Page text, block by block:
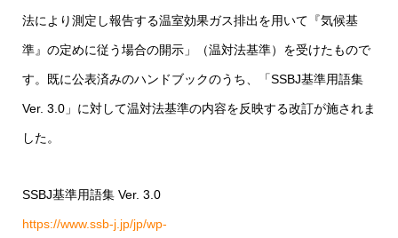
法により測定し報告する温室効果ガス排出を用いて『気候基
準』の定めに従う場合の開示」（温対法基準）を受けたもので
す。既に公表済みのハンドブックのうち、「SSBJ基準用語集
Ver. 3.0」に対して温対法基準の内容を反映する改訂が施されま
した。
SSBJ基準用語集 Ver. 3.0
https://www.ssb-j.jp/jp/wp-